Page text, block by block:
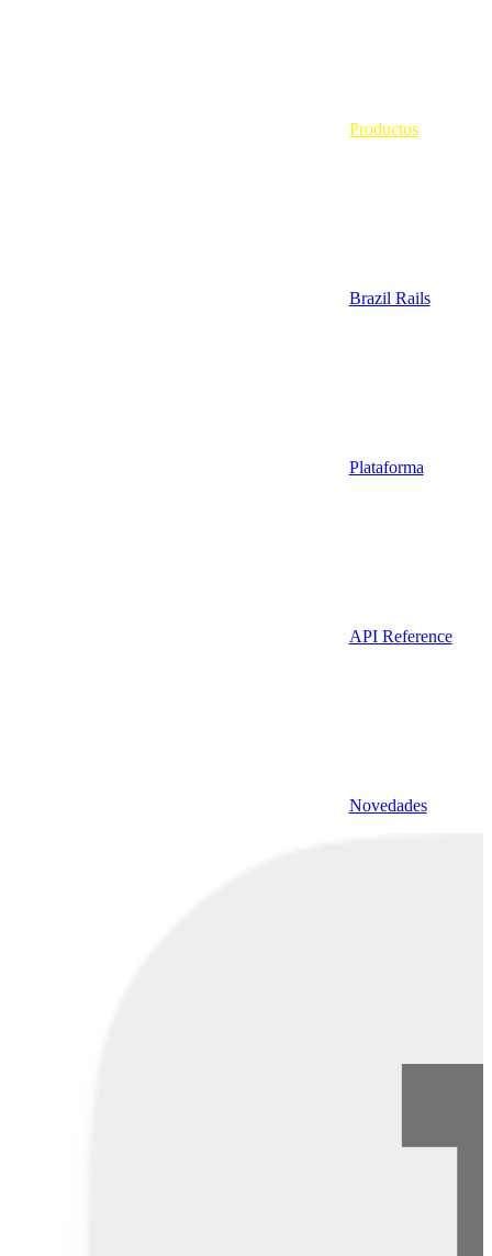
Productos
Brazil Rails
Plataforma
API Reference
Novedades